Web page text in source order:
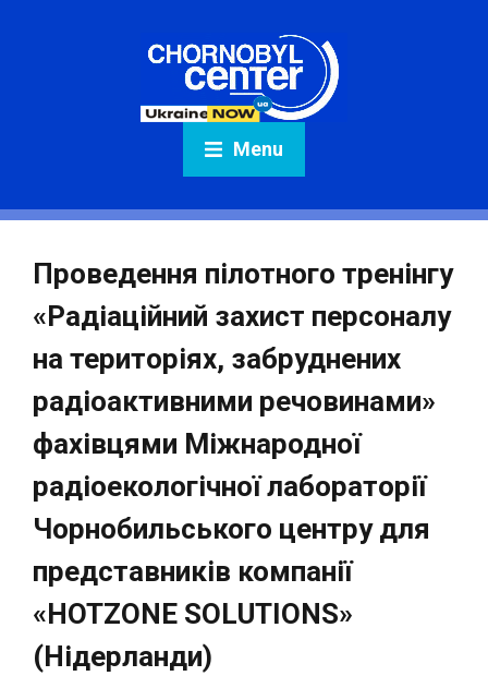
Menu
Проведення пілотного тренінгу
«Радіаційний захист персоналу
на територіях, забруднених
радіоактивними речовинами»
фахівцями Міжнародної
радіоекологічної лабораторії
Чорнобильського центру для
представників компанії
«HOTZONE SOLUTIONS»
(Нідерланди)